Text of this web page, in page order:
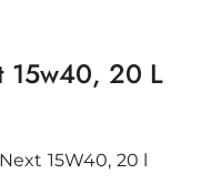
15w40, 20 L
15W40, 20 l